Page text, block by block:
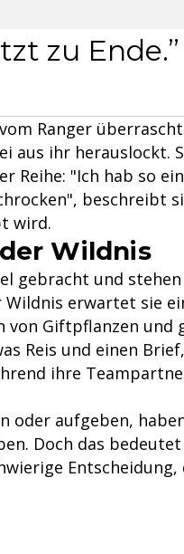
zu Ende.
Ranger
aus ihr herauslockt.
Reihe: "Ich hab so
beschreibt
wird.
Wildnis
gebracht und
erwartet sie
von Giftpflanzen und
Reis und einen
ihre
oder aufgeben,
Doch das bedeutet